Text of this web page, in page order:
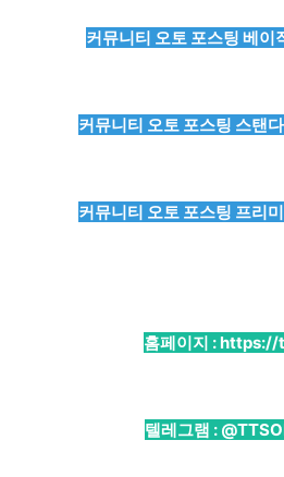
커뮤니티 오토 포스팅 베
커뮤니티 오토 포스팅 스탠
커뮤니티 오토 포스팅 프리
홈페이지 :https://
텔레그램 :